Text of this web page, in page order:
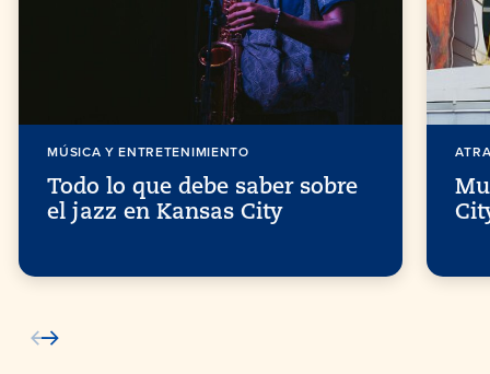
MÚSICA Y ENTRETENIMIENTO
Todo lo que debe saber sobre
el jazz en Kansas City